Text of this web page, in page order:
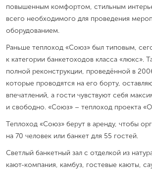
повышенным комфортом, стильным
всего необходимого для проведения
оборудованием.
Раньше теплоход «Союз» был типовым,
к категории банкетоходов класса «люкс».
полной реконструкции, проведённой в
которые проводятся на его борту,
впечатлений, а гости чувствуют себя
и свободно. «Союз» – теплоход проекта
Теплоход «Союз» берут в аренду, чтобы
на 70 человек или банкет для 55 гостей.
Светлый банкетный зал с отделкой из
кают-компания, камбуз, гостевые каюты,